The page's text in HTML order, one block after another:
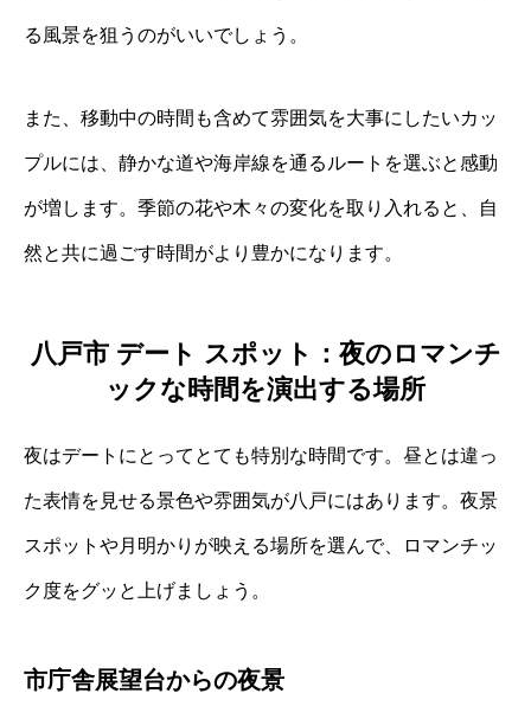
る風景を狙うのがいいでしょう。
また、移動中の時間も含めて雰囲気を大事にしたいカッ
プルには、静かな道や海岸線を通るルートを選ぶと感動
が増します。季節の花や木々の変化を取り入れると、自
然と共に過ごす時間がより豊かになります。
八戸市 デート スポット：夜のロマンチ
ックな時間を演出する場所
夜はデートにとってとても特別な時間です。昼とは違っ
た表情を見せる景色や雰囲気が八戸にはあります。夜景
スポットや月明かりが映える場所を選んで、ロマンチッ
ク度をグッと上げましょう。
市庁舎展望台からの夜景